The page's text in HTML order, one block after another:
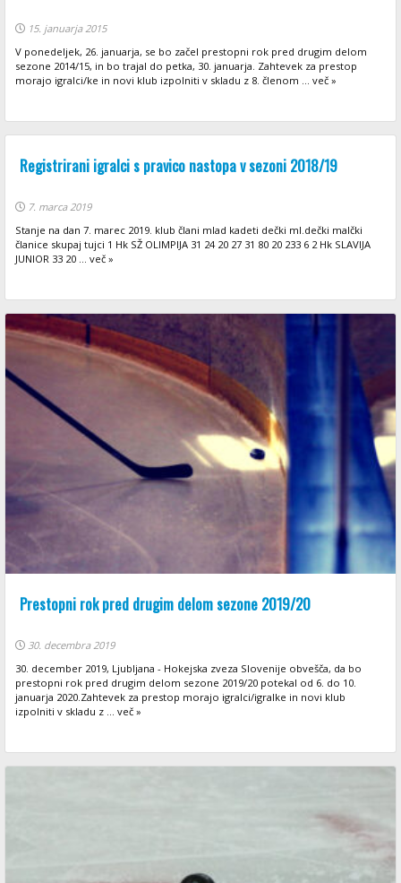
15. januarja 2015
V ponedeljek, 26. januarja, se bo začel prestopni rok pred drugim delom
sezone 2014/15, in bo trajal do petka, 30. januarja. Zahtevek za prestop
morajo igralci/ke in novi klub izpolniti v skladu z 8. členom ... več »
Registrirani igralci s pravico nastopa v sezoni 2018/19
7. marca 2019
Stanje na dan 7. marec 2019. klub člani mlad kadeti dečki ml.dečki malčki
članice skupaj tujci 1 Hk SŽ OLIMPIJA 31 24 20 27 31 80 20 233 6 2 Hk SLAVIJA
JUNIOR 33 20 ... več »
Prestopni rok pred drugim delom sezone 2019/20
30. decembra 2019
30. december 2019, Ljubljana - Hokejska zveza Slovenije obvešča, da bo
prestopni rok pred drugim delom sezone 2019/20 potekal od 6. do 10.
januarja 2020.Zahtevek za prestop morajo igralci/igralke in novi klub
izpolniti v skladu z ... več »